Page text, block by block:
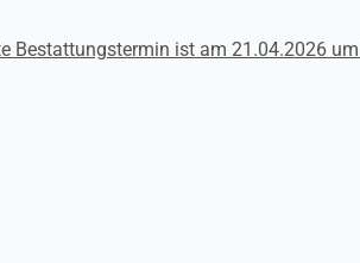
Bestattungstermin ist am 21.04.2026 um